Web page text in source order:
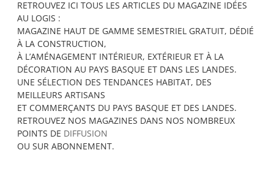
RETROUVEZ ICI TOUS LES ARTICLES DU MAGAZINE IDÉES
AU LOGIS :
MAGAZINE HAUT DE GAMME SEMESTRIEL GRATUIT, DÉDIÉ
À LA CONSTRUCTION,
À L’AMÉNAGEMENT INTÉRIEUR, EXTÉRIEUR ET À LA
DÉCORATION AU PAYS BASQUE ET DANS LES LANDES.
UNE SÉLECTION DES TENDANCES HABITAT, DES
MEILLEURS ARTISANS
ET COMMERÇANTS DU PAYS BASQUE ET DES LANDES.
RETROUVEZ NOS MAGAZINES DANS NOS NOMBREUX
POINTS DE DIFFUSION
OU SUR ABONNEMENT.